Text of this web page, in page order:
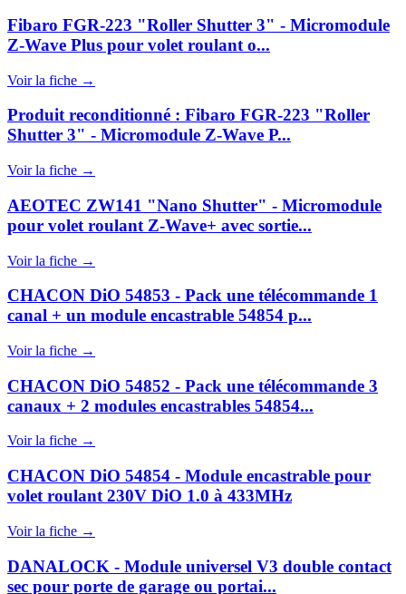
Fibaro FGR-223 "Roller Shutter 3" - Micromodule
Z-Wave Plus pour volet roulant o...
Voir la fiche →
Produit reconditionné : Fibaro FGR-223 "Roller
Shutter 3" - Micromodule Z-Wave P...
Voir la fiche →
AEOTEC ZW141 "Nano Shutter" - Micromodule
pour volet roulant Z‑Wave+ avec sortie...
Voir la fiche →
CHACON DiO 54853 - Pack une télécommande 1
canal + un module encastrable 54854 p...
Voir la fiche →
CHACON DiO 54852 - Pack une télécommande 3
canaux + 2 modules encastrables 54854...
Voir la fiche →
CHACON DiO 54854 - Module encastrable pour
volet roulant 230V DiO 1.0 à 433MHz
Voir la fiche →
DANALOCK - Module universel V3 double contact
sec pour porte de garage ou portai...